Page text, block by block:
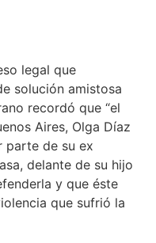
legal que
solución amistosa
recordó que “el
Aires, Olga Díaz
parte de su ex
delante de su hijo
y que éste
que sufrió la